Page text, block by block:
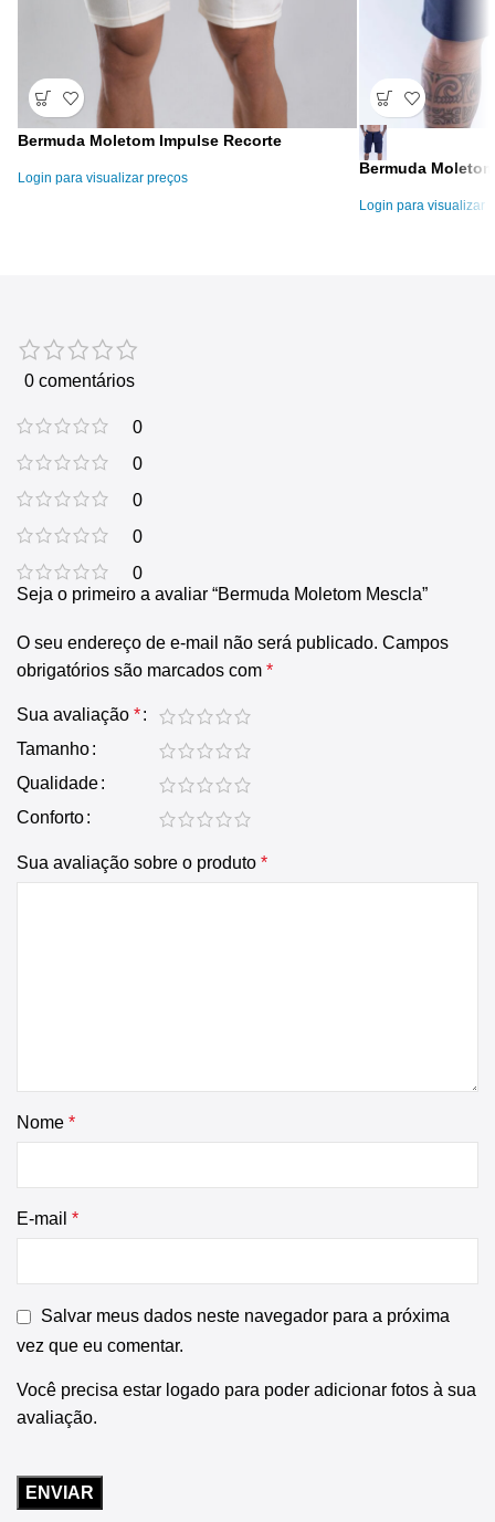
Bermuda Moletom Impulse Recorte
Login para visualizar preços
Bermuda
Login para visualizar
0 comentários
0
0
0
0
0
Seja o primeiro a avaliar “Bermuda Moletom Mescla”
O seu endereço de e-mail não será publicado. Campos
obrigatórios são marcados com *
Sua avaliação *
Tamanho
Qualidade
Conforto
Sua avaliação sobre o produto *
Nome *
E-mail *
Salvar meus dados neste navegador para a próxima
vez que eu comentar.
Você precisa estar logado para poder adicionar fotos à sua
avaliação.